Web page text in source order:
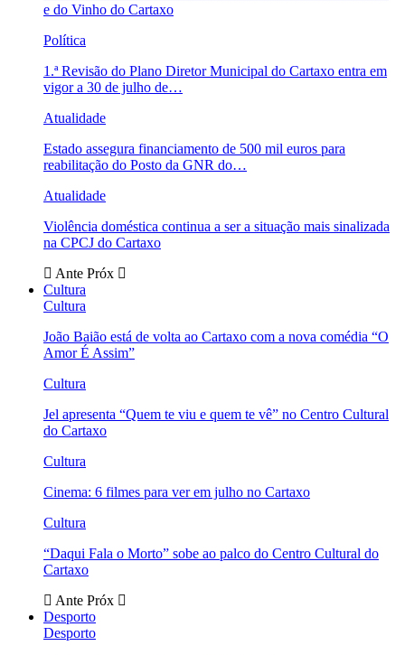
e do Vinho do Cartaxo
Política
1.ª Revisão do Plano Diretor Municipal do Cartaxo entra em
vigor a 30 de julho de…
Atualidade
Estado assegura financiamento de 500 mil euros para
reabilitação do Posto da GNR do…
Atualidade
Violência doméstica continua a ser a situação mais sinalizada
na CPCJ do Cartaxo
Ante Próx
Cultura
Cultura
João Baião está de volta ao Cartaxo com a nova comédia “O
Amor É Assim”
Cultura
Jel apresenta “Quem te viu e quem te vê” no Centro Cultural
do Cartaxo
Cultura
Cinema: 6 filmes para ver em julho no Cartaxo
Cultura
“Daqui Fala o Morto” sobe ao palco do Centro Cultural do
Cartaxo
Ante Próx
Desporto
Desporto